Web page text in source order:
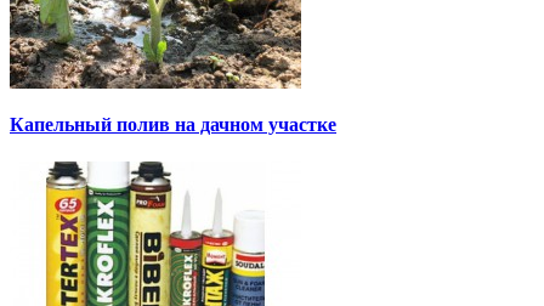
Капельный полив на дачном участке